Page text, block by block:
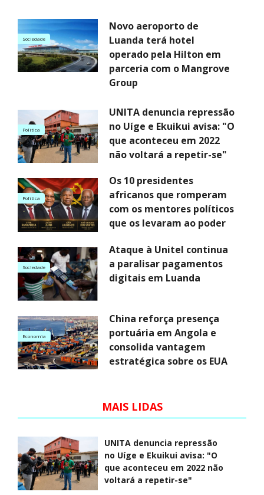
Sociedade
Novo aeroporto de
Luanda terá hotel
operado pela Hilton em
parceria com o Mangrove
Group
Politica
UNITA denuncia repressão
no Uíge e Ekuikui avisa: "O
que aconteceu em 2022
não voltará a repetir-se"
Politica
Os 10 presidentes
africanos que romperam
com os mentores políticos
que os levaram ao poder
Sociedade
Ataque à Unitel continua
a paralisar pagamentos
digitais em Luanda
Economia
China reforça presença
portuária em Angola e
consolida vantagem
estratégica sobre os EUA
MAIS LIDAS
UNITA denuncia repressão
no Uíge e Ekuikui avisa: "O
que aconteceu em 2022 não
voltará a repetir-se"